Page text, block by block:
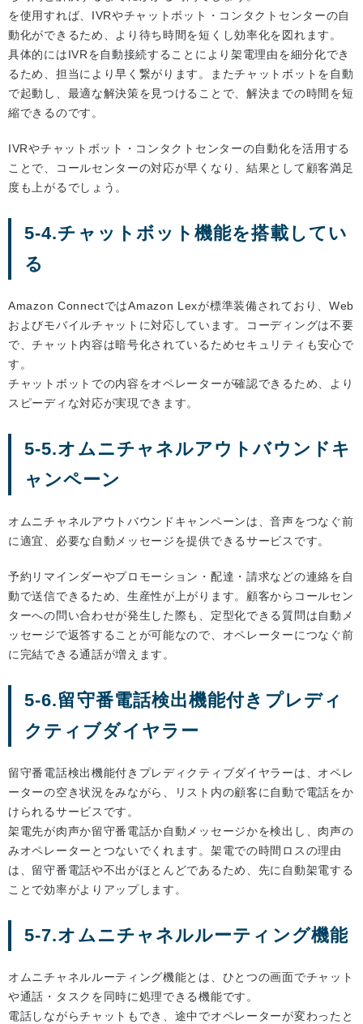
を使用すれば、IVRやチャットボット・コンタクトセンターの自
動化ができるため、より待ち時間を短くし効率化を図れます。
具体的にはIVRを自動接続することにより架電理由を細分化でき
るため、担当により早く繋がります。またチャットボットを自動
で起動し、最適な解決策を見つけることで、解決までの時間を短
縮できるのです。
IVRやチャットボット・コンタクトセンターの自動化を活用する
ことで、コールセンターの対応が早くなり、結果として顧客満足
度も上がるでしょう。
5-4.チャットボット機能を搭載してい
る
Amazon ConnectではAmazon Lexが標準装備されており、Web
およびモバイルチャットに対応しています。コーディングは不要
で、チャット内容は暗号化されているためセキュリティも安心で
す。
チャットボットでの内容をオペレーターが確認できるため、より
スピーディな対応が実現できます。
5-5.オムニチャネルアウトバウンドキ
ャンペーン
オムニチャネルアウトバウンドキャンペーンは、音声をつなぐ前
に適宜、必要な自動メッセージを提供できるサービスです。
予約リマインダーやプロモーション・配達・請求などの連絡を自
動で送信できるため、生産性が上がります。顧客からコールセン
ターへの問い合わせが発生した際も、定型化できる質問は自動メ
ッセージで返答することが可能なので、オペレーターにつなぐ前
に完結できる通話が増えます。
5-6.留守番電話検出機能付きプレディ
クティブダイヤラー
留守番電話検出機能付きプレディクティブダイヤラーは、オペレ
ーターの空き状況をみながら、リスト内の顧客に自動で電話をか
けられるサービスです。
架電先が肉声か留守番電話か自動メッセージかを検出し、肉声の
みオペレーターとつないでくれます。架電での時間ロスの理由
は、留守番電話や不出がほとんどであるため、先に自動架電する
ことで効率がよりアップします。
5-7.オムニチャネルルーティング機能
オムニチャネルルーティング機能とは、ひとつの画面でチャット
や通話・タスクを同時に処理できる機能です。
電話しながらチャットもでき、途中でオペレーターが変わったと